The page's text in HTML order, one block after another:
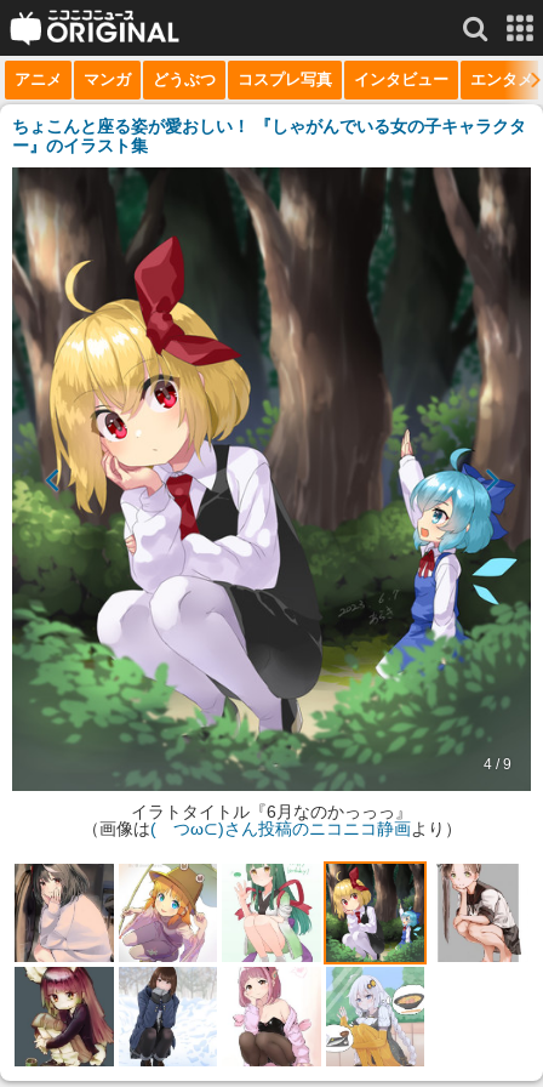
サービス一覧 もっと見る
niconico
生放送
ニュース
チャンネル
マンガ
ニコニコQ
アニメ マンガ どうぶつ コスプレ写真 インタビュー エンタメ
ちょこんと座る姿が愛おしい！ 『しゃがんでいる女の子キャラクタ
ー』のイラスト集
4 / 9
イラトタイトル『6月なのかっっっ』
（画像は( つω⊂)さん投稿のニコニコ静画より）